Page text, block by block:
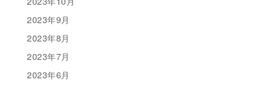
2023年9月
2023年8月
2023年7月
2023年6月